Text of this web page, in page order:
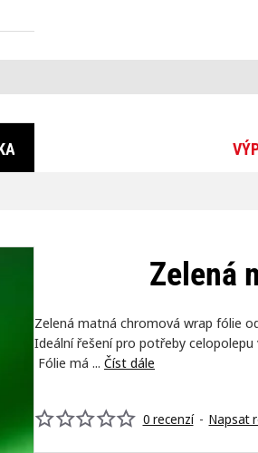
Zelená
Zelená matná chromová wrap fólie
Ideální řešení pro potřeby
Fólie má ... Číst dále
0 recenzí - Napsat